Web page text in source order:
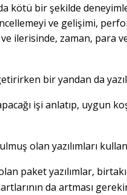
kötü bir şekilde
ve gelişimi,
ilerisinde, zaman, para
bir yandan da
işi anlatıp, uygun
olan yazılımları
paket yazılımlar,
da artması